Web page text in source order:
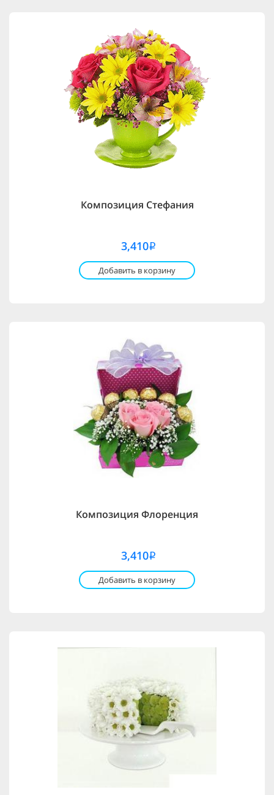
Композиция Стефания
3,410i
Добавить в корзину
Композиция Флоренция
3,410i
Добавить в корзину